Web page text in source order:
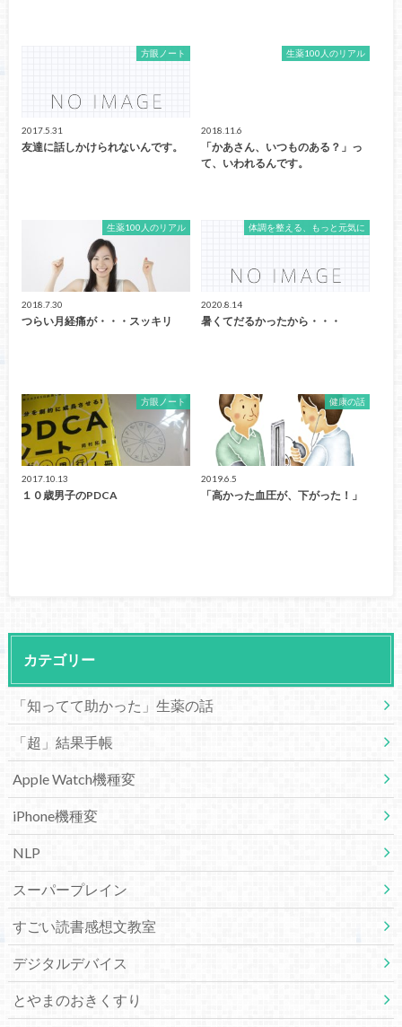
方眼ノート
2017.5.31
友達に話しかけられないんです。
生薬100人のリアル
2018.11.6
「かあさん、いつものある？」っ
て、いわれるんです。
生薬100人のリアル
2018.7.30
つらい月経痛が・・・スッキリ
体調を整える、もっと元気に
2020.8.14
暑くてだるかったから・・・
方眼ノート
2017.10.13
１０歳男子のPDCA
健康の話
2019.6.5
「高かった血圧が、下がった！」
カテゴリー
「知ってて助かった」生薬の話
「超」結果手帳
Apple Watch機種変
iPhone機種変
NLP
スーパープレイン
すごい読書感想文教室
デジタルデバイス
とやまのおきくすり